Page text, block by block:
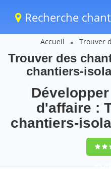
Recherche
Accueil Trouver
Trouver des
chantiers-
d'affaire :
chantiers-
9,5